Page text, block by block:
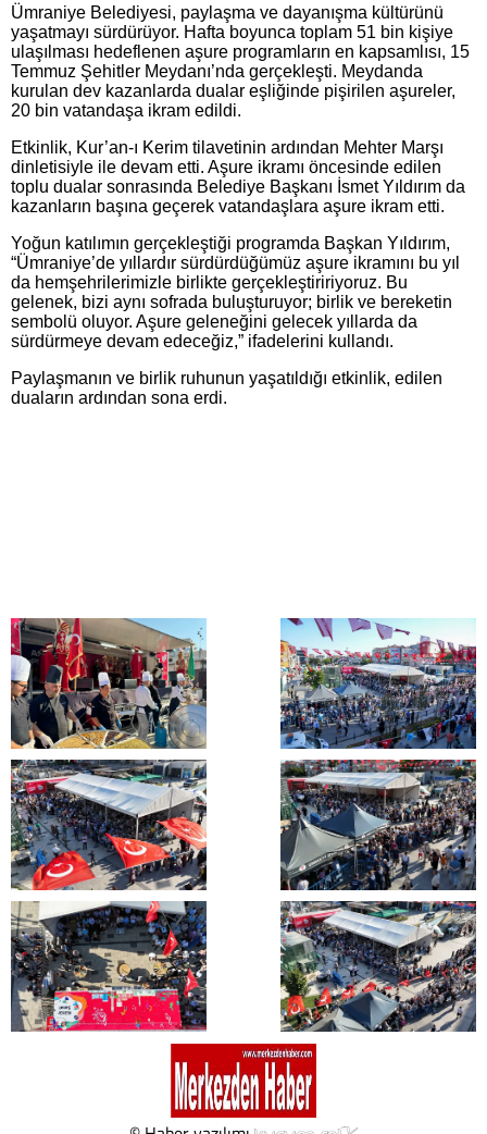
Ümraniye Belediyesi, paylaşma ve dayanışma kültürünü
yaşatmayı sürdürüyor. Hafta boyunca toplam 51 bin kişiye
ulaşılması hedeflenen aşure programların en kapsamlısı, 15
Temmuz Şehitler Meydanı’nda gerçekleşti. Meydanda
kurulan dev kazanlarda dualar eşliğinde pişirilen aşureler,
20 bin vatandaşa ikram edildi.
Etkinlik, Kur’an-ı Kerim tilavetinin ardından Mehter Marşı
dinletisiyle ile devam etti. Aşure ikramı öncesinde edilen
toplu dualar sonrasında Belediye Başkanı İsmet Yıldırım da
kazanların başına geçerek vatandaşlara aşure ikram etti.
Yoğun katılımın gerçekleştiği programda Başkan Yıldırım,
“Ümraniye’de yıllardır sürdürdüğümüz aşure ikramını bu yıl
da hemşehrilerimizle birlikte gerçekleştiririyoruz. Bu
gelenek, bizi aynı sofrada buluşturuyor; birlik ve bereketin
sembolü oluyor. Aşure geleneğini gelecek yıllarda da
sürdürmeye devam edeceğiz,” ifadelerini kullandı.
Paylaşmanın ve birlik ruhunun yaşatıldığı etkinlik, edilen
duaların ardından sona erdi.